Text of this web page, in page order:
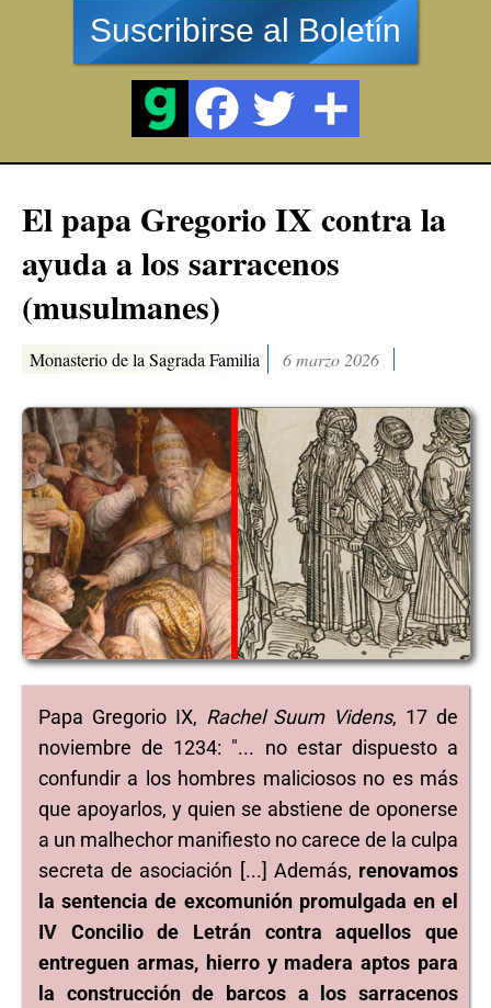
Suscribirse al Boletín
El papa Gregorio IX contra la
ayuda a los sarracenos
(musulmanes)
Monasterio de la Sagrada Familia 6 marzo 2026
Papa Gregorio IX, Rachel Suum Videns, 17 de
noviembre de 1234: "... no estar dispuesto a
confundir a los hombres maliciosos no es más
que apoyarlos, y quien se abstiene de oponerse
a un malhechor manifiesto no carece de la culpa
secreta de asociación [...] Además, renovamos
la sentencia de excomunión promulgada en el
IV Concilio de Letrán contra aquellos que
entreguen armas, hierro y madera aptos para
la construcción de barcos a los sarracenos